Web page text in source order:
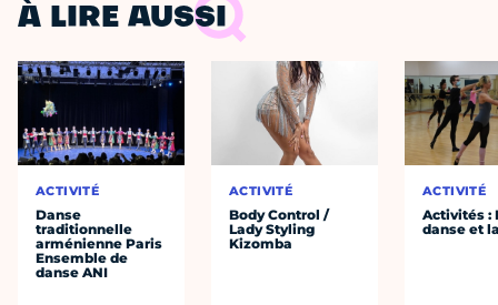
À LIRE AUSSI
ACTIVITÉ
Danse
traditionnelle
arménienne Paris
Ensemble de
danse ANI
ACTIVITÉ
Body Control /
Lady Styling
Kizomba
ACTIVITÉ
Activités :
danse et